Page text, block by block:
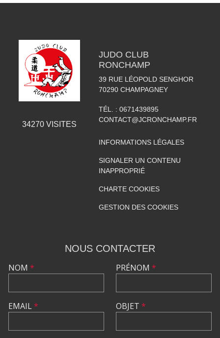
34270VISITES
JUDO CLUB
RONCHAMP
39 RUE LÉOPOLD SENGHOR
70290 CHAMPAGNEY
TÉL. : 0671439895
CONTACT@JCRONCHAMP.FR
INFORMATIONS LÉGALES
SIGNALER UN CONTENU
INAPPROPRIÉ
CHARTE COOKIES
GESTION DES COOKIES
NOUS CONTACTER
NOM *
EMAIL*
PRÉNOM *
OBJET *